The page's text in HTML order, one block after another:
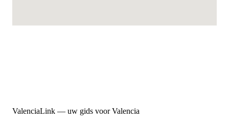
ValenciaLink — uw gids voor Valencia